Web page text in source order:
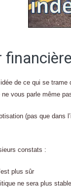
de ce qui se
ne vous parle même
(pas que dans
constats :
plus sûr
ne sera plus stable